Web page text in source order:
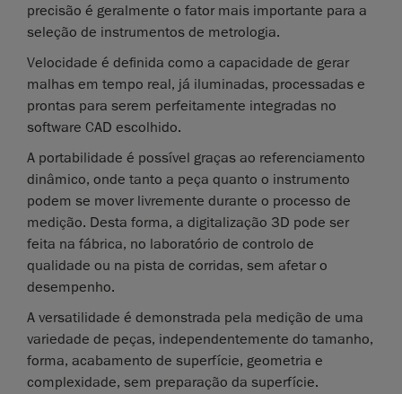
precisão é geralmente o fator mais importante para a
seleção de instrumentos de metrologia.
Velocidade é definida como a capacidade de gerar
malhas em tempo real, já iluminadas, processadas e
prontas para serem perfeitamente integradas no
software CAD escolhido.
A portabilidade é possível graças ao referenciamento
dinâmico, onde tanto a peça quanto o instrumento
podem se mover livremente durante o processo de
medição. Desta forma, a digitalização 3D pode ser
feita na fábrica, no laboratório de controlo de
qualidade ou na pista de corridas, sem afetar o
desempenho.
A versatilidade é demonstrada pela medição de uma
variedade de peças, independentemente do tamanho,
forma, acabamento de superfície, geometria e
complexidade, sem preparação da superfície.